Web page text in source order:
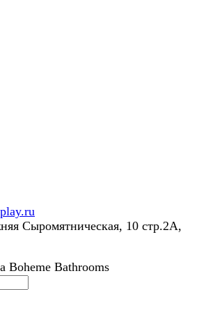
Сыромятническая, 10 стр.2А,
Boheme Bathrooms